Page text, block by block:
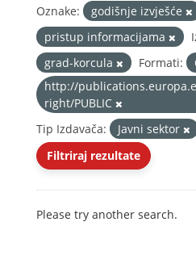
Oznake:
godišnje izvješće
pristup informacijama
grad-korcula
Formati:
http://
right/PUBLIC
Tip Izdavača:
Javni sektor
Filtriraj rezultate
Please try another search.